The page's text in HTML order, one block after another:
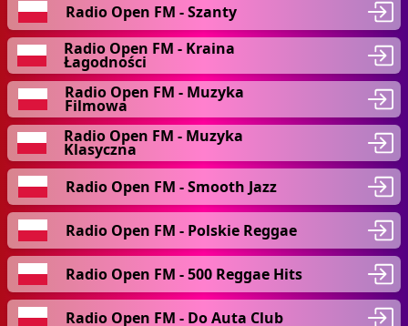
Radio Open FM - Szanty
Radio Open FM - Kraina
Łagodności
Radio Open FM - Muzyka
Filmowa
Radio Open FM - Muzyka
Klasyczna
Radio Open FM - Smooth Jazz
Radio Open FM - Polskie Reggae
Radio Open FM - 500 Reggae Hits
Radio Open FM - Do Auta Club